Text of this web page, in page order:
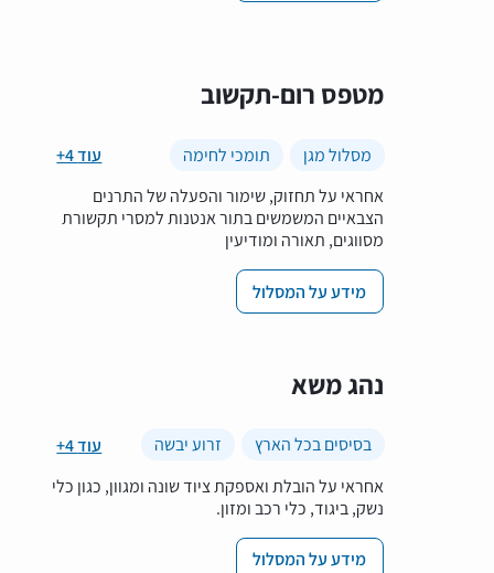
מטפס רום-תקשוב
+4 עוד מסלול מגן
תומכי לחימה
אחראי על תחזוק, שימור והפעלה של התרנים
הצבאיים המשמשים בתור אנטנות למסרי תקשורת
מסווגים, תאורה ומודיעין
מידע על המסלול
נהג משא
+4 עוד בסיסים בכל הארץ
זרוע יבשה
אחראי על הובלת ואספקת ציוד שונה ומגוון, כגון כלי
נשק, ביגוד, כלי רכב ומזון.
מידע על המסלול